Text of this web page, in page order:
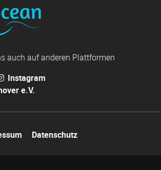
auch auf anderen Plattformen
Instagram
e.V.
Datenschutz